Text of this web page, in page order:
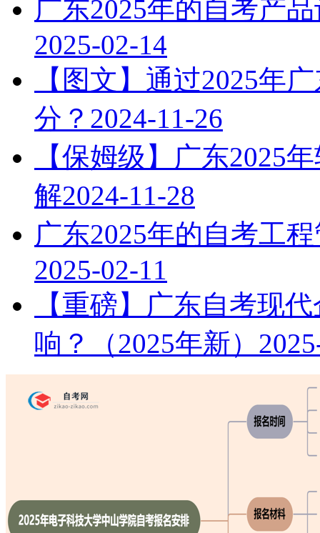
广东2025年的自考产
2025-02-14
【图文】通过2025年
分？ 2024-11-26
【保姆级】广东2025
解2024-11-28
广东2025年的自考工
2025-02-11
【重磅】广东自考现
响？（2025年新）